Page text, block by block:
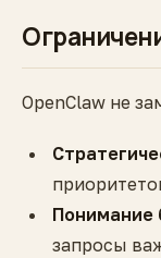
OpenClaw не
Понимание
запросы